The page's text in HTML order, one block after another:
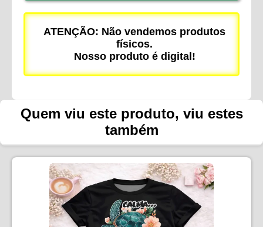
ATENÇÃO: Não vendemos produtos
físicos.
Nosso produto é digital!
Quem viu este produto, viu estes
também